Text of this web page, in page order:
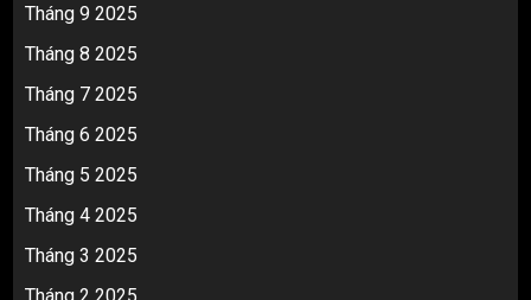
Tháng 9 2025
Tháng 8 2025
Tháng 7 2025
Tháng 6 2025
Tháng 5 2025
Tháng 4 2025
Tháng 3 2025